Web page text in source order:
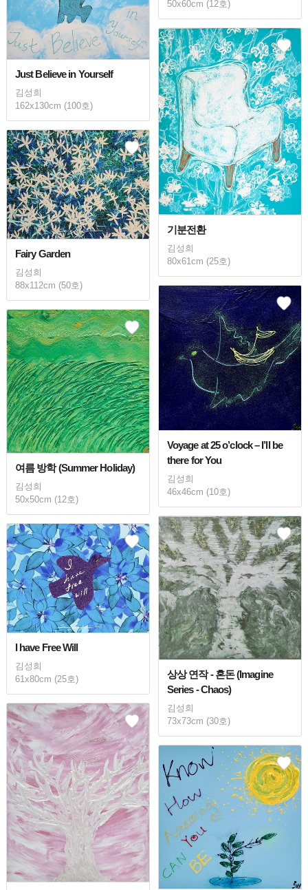
50x60cm (12호)
Just Believe in Yourself
김성희
162x130cm (100호)
기분전환
김성희
80x61cm (25호)
Fairy Garden
김성희
88x112cm (50호)
Voyage at 25 o’clock – I’ll be
there for You
김성희
46x46cm (10호)
여름 방학 (Summer Holiday)
김성희
50x50cm (12호)
상상 연작 - 혼돈 (Imagine
Series - Chaos)
김성희
73x73cm (30호)
I have Free Will
김성희
61x80cm (25호)